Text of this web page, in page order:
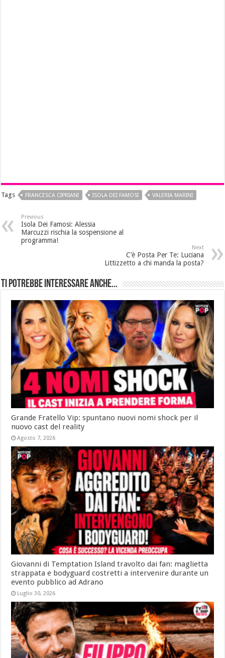
Tags FRANCESCA CIPRIANI ISOLA DEI FAMOSI VALERIA MARINI
Previous
Isola Dei Famosi: Alessia
Marcuzzi rischia la sospensione al
programma!
Next
C’è Posta Per Te: Luciana
Littizzetto a chi manda la posta?
Ti potrebbe interessare anche...
Grande Fratello Vip: spuntano nuovi nomi shock per il
nuovo cast del reality
Agosto 7, 2026
Giovanni di Temptation Island travolto dai fan: maglietta
strappata e bodyguard costretti a intervenire durante un
evento pubblico ad Adrano
Luglio 30, 2026